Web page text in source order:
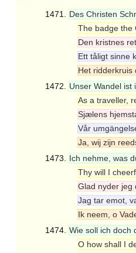
1471.
Des Christen
The badge the
Den kristnes
Ett tåligt sinne
Het ridderkruis
1472.
Unser Wandel ist
As a traveller,
Sjælens
Vår
Ja, wij zijn
1473.
Ich nehme, was
Thy will I
Glad nyder jeg
Jag tar emot,
Ik neem, o
1474. Wie soll ich doch
O how shall I